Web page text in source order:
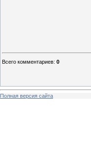
Всего комментариев: 0
Полная версия сайта